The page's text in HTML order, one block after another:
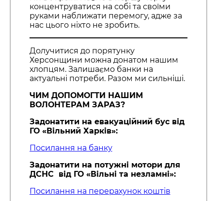
концентруватися на собі та своїми
руками наближати перемогу, адже за
нас цього ніхто не зробить.
Долучитися до порятунку
Херсонщини можна донатом нашим
хлопцям. Залишаємо банки на
актуальні потреби. Разом ми сильніші.
ЧИМ ДОПОМОГТИ НАШИМ
ВОЛОНТЕРАМ ЗАРАЗ?
Задонатити на евакуаційний бус від
ГО «Вільний Харків»:
Посилання на банку
Задонатити на потужні мотори для
ДСНС від ГО «Вільні та незламні»:
Посилання на перерахунок коштів